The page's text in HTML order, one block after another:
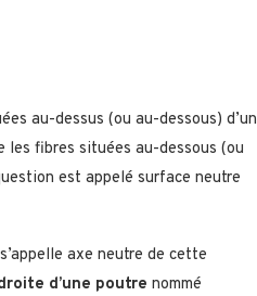
au-dessus (ou au-dessous) d’un
fibres situées au-dessous (ou
est appelé surface neutre
axe neutre de cette
d’une poutre nommé